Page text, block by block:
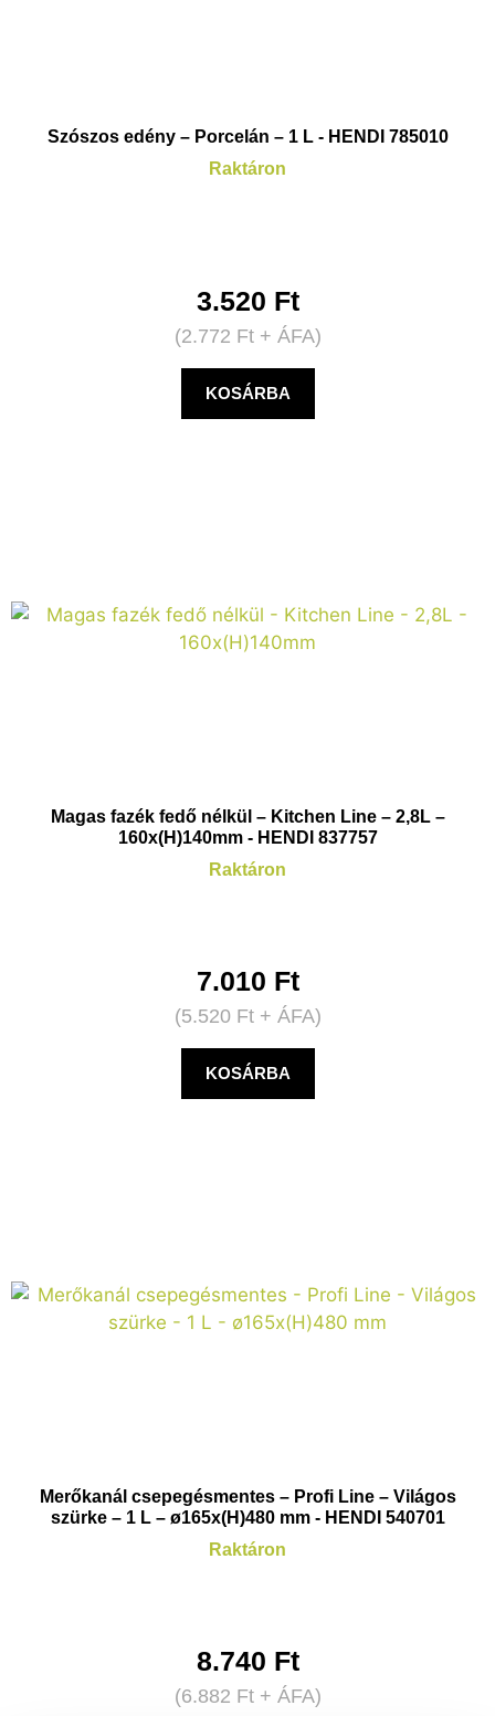
Szószos edény – Porcelán – 1 L - HENDI 785010
Raktáron
3.520 Ft
(2.772 Ft+ ÁFA)
KOSÁRBA
Magas fazék fedő nélkül – Kitchen Line – 2,8L –
160x(H)140mm - HENDI 837757
Raktáron
7.010 Ft
(5.520 Ft+ ÁFA)
KOSÁRBA
Merőkanál csepegésmentes – Profi Line – Világos
szürke – 1 L – ø165x(H)480 mm - HENDI 540701
Raktáron
8.740 Ft
(6.882 Ft+ ÁFA)